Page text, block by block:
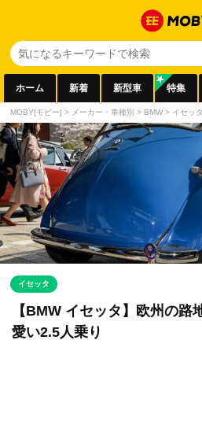
ホーム 新着 新型車 特集
MOBY[モビー] > メーカー・車種別 > BMW> イセッタ
イセッタ
【BMW イセッタ】欧州の路
愛い2.5人乗り